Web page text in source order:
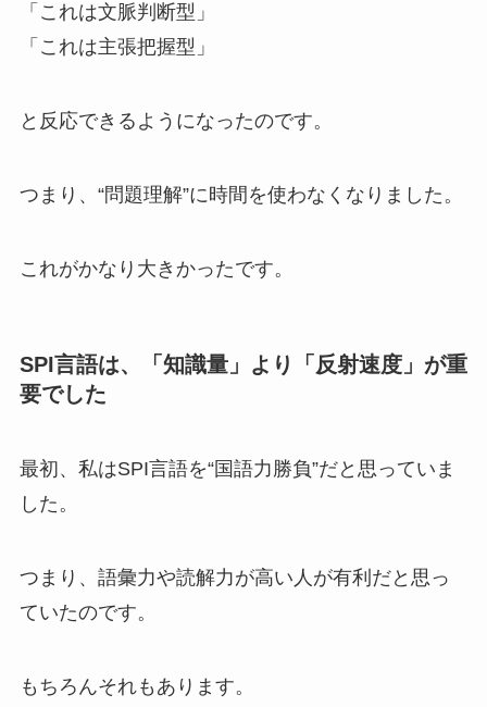
「これは文脈判断型」
「これは主張把握型」
と反応できるようになったのです。
つまり、“問題理解”に時間を使わなくなりました。
これがかなり大きかったです。
SPI言語は、「知識量」より「反射速度」が重
要でした
最初、私はSPI言語を“国語力勝負”だと思っていま
した。
つまり、語彙力や読解力が高い人が有利だと思っ
ていたのです。
もちろんそれもあります。